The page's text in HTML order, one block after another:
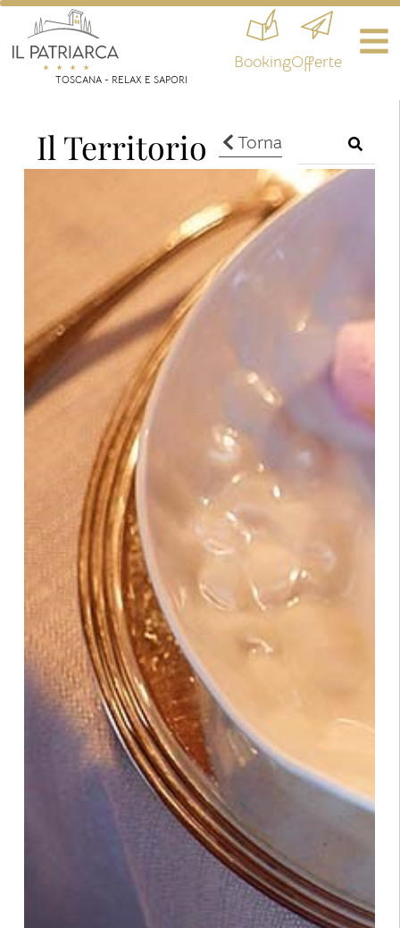
TOSCANA - RELAX E SAPORI
BookingOfferte
Torna
Il Territorio